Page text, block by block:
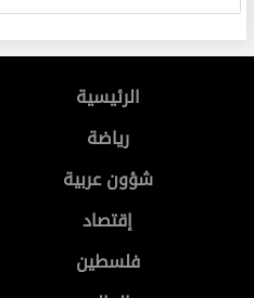
الرئيسية
رياضة
شؤون عربية
إقتصاد
فلسطين